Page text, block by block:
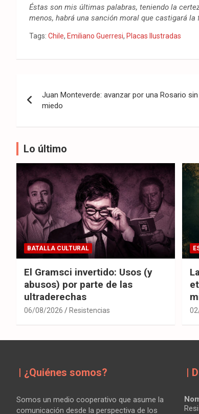
Éstas son mis últimas palabras, teniendo la
menos, habrá una sanción moral que castigará la
Tags: Chile, Emiliano Guerresi, Placas Ilustradas
de
entradas
Juan Monteverde: avanzar por una Rosario sin
miedo
Lo último
BATALLA CULTURAL
El Gramsci invertido: Usos (y
abusos) por parte de las
ultraderechas
06/08/2026 Resistencias
| ¿Quiénes somos?
Somos un medio cooperativo que asume la
comunicación desde la perspectiva de los
|